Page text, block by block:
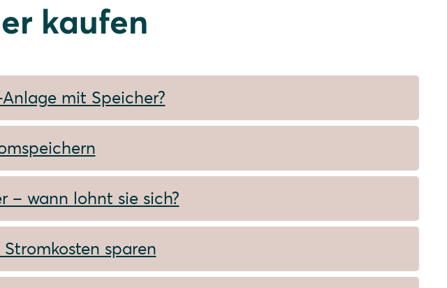
kaufen
mit Speicher?
– wann lohnt sie sich?
sparen